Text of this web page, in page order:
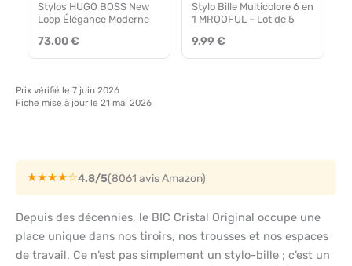
Stylos HUGO BOSS New
Loop Élégance Moderne
73.00 €
Stylo Bille Multicolore 6 en
1 MROOFUL – Lot de 5
9.99 €
Prix vérifié le 7 juin 2026
Fiche mise à jour le 21 mai 2026
★★★★☆4.8/5(8061 avis Amazon)
Depuis des décennies, le BIC Cristal Original occupe une
place unique dans nos tiroirs, nos trousses et nos espaces
de travail. Ce n’est pas simplement un stylo-bille ; c’est un